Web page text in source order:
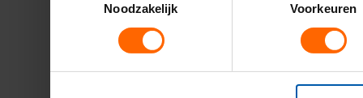
informatie die u aan ze
verzameld op basis
Noodzakelijk
Voorkeuren